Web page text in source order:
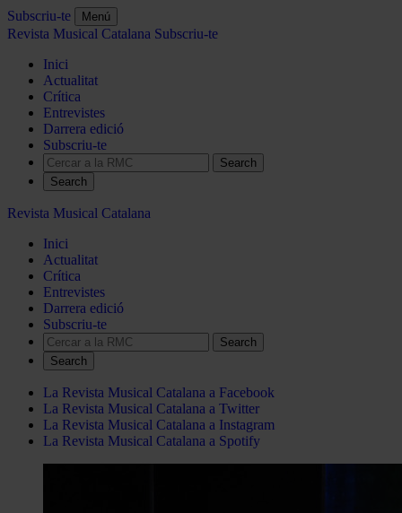
Subscriu-te Menú
Revista Musical Catalana Subscriu-te
Inici
Actualitat
Crítica
Entrevistes
Darrera edició
Subscriu-te
Search
Revista Musical Catalana
Inici
Actualitat
Crítica
Entrevistes
Darrera edició
Subscriu-te
Search
La Revista Musical Catalana a Facebook
La Revista Musical Catalana a Twitter
La Revista Musical Catalana a Instagram
La Revista Musical Catalana a Spotify